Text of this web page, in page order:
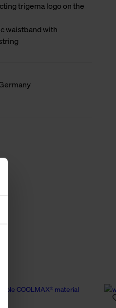
trigema logo on the
waistband with